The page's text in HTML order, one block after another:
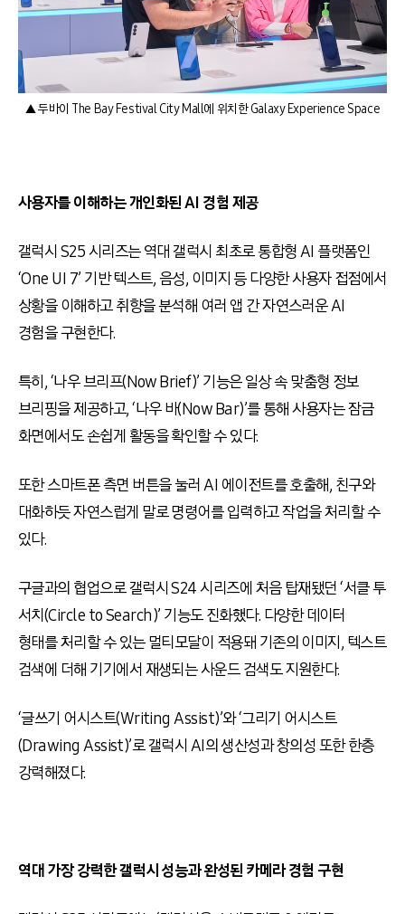
▲ 두바이 The Bay Festival City Mall에 위치한 Galaxy Experience Space
사용자를 이해하는 개인화된 AI 경험 제공
갤럭시 S25 시리즈는 역대 갤럭시 최초로 통합형 AI 플랫폼인
‘One UI 7’ 기반 텍스트, 음성, 이미지 등 다양한 사용자 접점에서
상황을 이해하고 취향을 분석해 여러 앱 간 자연스러운 AI
경험을 구현한다.
특히, ‘나우 브리프(Now Brief)’ 기능은 일상 속 맞춤형 정보
브리핑을 제공하고, ‘나우 바(Now Bar)’를 통해 사용자는 잠금
화면에서도 손쉽게 활동을 확인할 수 있다.
또한 스마트폰 측면 버튼을 눌러 AI 에이전트를 호출해, 친구와
대화하듯 자연스럽게 말로 명령어를 입력하고 작업을 처리할 수
있다.
구글과의 협업으로 갤럭시 S24 시리즈에 처음 탑재됐던 ‘서클 투
서치(Circle to Search)’ 기능도 진화했다. 다양한 데이터
형태를 처리할 수 있는 멀티모달이 적용돼 기존의 이미지, 텍스트
검색에 더해 기기에서 재생되는 사운드 검색도 지원한다.
‘글쓰기 어시스트(Writing Assist)’와 ‘그리기 어시스트
(Drawing Assist)’로 갤럭시 AI의 생산성과 창의성 또한 한층
강력해졌다.
역대 가장 강력한 갤럭시 성능과 완성된 카메라 경험 구현